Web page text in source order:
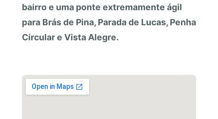
bairro e uma ponte extremamente ágil
para Brás de Pina, Parada de Lucas, Penha
Circular e Vista Alegre.